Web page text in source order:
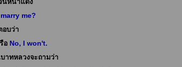
me?
อบว่า
อ No, I won't.
าทหลวงจะถามว่า